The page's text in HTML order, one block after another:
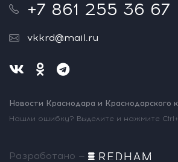
+7 861 255 36 67
vkkrd@mail.ru
Новости Краснодара и Краснодарского
Нашли ошибку? Выделите и нажмите
Разработано —